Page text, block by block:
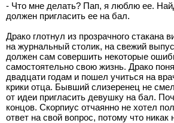
- Что мне делать? Пап, я люблю ее.
должен пригласить ее на бал.
Драко глотнул из прозрачного стакана
на журнальный столик, на свежий
должен сам совершить некоторые
самостоятельно свою жизнь. Драко
двадцати годам и пошел учиться на
крики отца. Бывший слизеренец не
от идеи пригласить девушку на бал.
концов. Скорпиус отчаянно не хотел
ответ на свой вопрос, потому что никак